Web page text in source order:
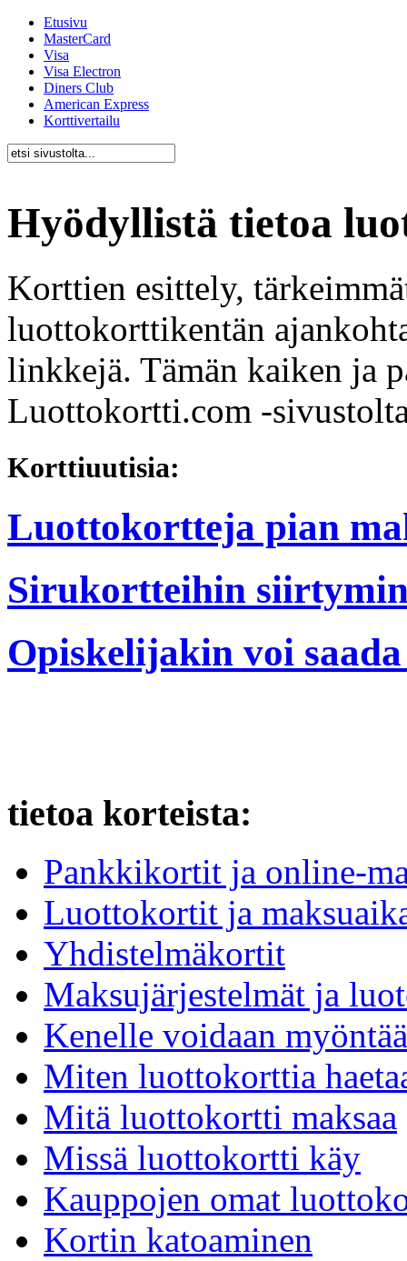
Etusivu
MasterCard
Visa
Visa Electron
Diners Club
American Express
Korttivertailu
Hyödyllistä tietoa
Korttien esittely,
luottokorttikentän
linkkejä. Tämän kaiken ja
Luottokortti.com -
Korttiuutisia:
Luottokortteja pian
Sirukortteihin
Opiskelijakin voi
tietoa korteista:
Pankkikortit ja online-
Luottokortit ja
Yhdistelmäkortit
Maksujärjestelmät ja
Kenelle voidaan
Miten luottokorttia
Mitä luottokortti maksaa
Missä luottokortti käy
Kauppojen omat
Kortin katoaminen